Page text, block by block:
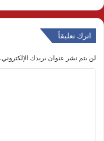
اترك تعليقاً
لن يتم نشر عنوان بريدك الإلكتروني.